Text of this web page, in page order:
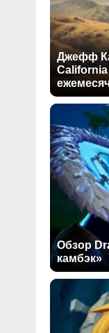
Джефф
Обзор
камбэк»